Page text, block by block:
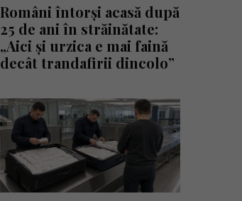
Români întorși acasă după
25 de ani în străinătate:
„Aici și urzica e mai faină
decât trandafirii dincolo”